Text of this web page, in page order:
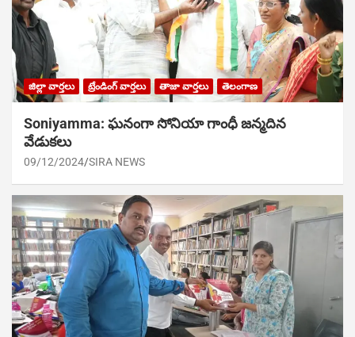
జిల్లా వార్తలు ట్రేండింగ్ వార్తలు తాజా వార్తలు తెలంగాణ
Soniyamma: ఘ‌నంగా సోనియా గాంధీ జ‌న్మ‌దిన
వేడుక‌లు
09/12/2024 SIRA NEWS